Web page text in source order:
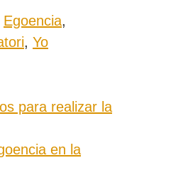
Egoencia,
, Yo
para realizar la
en la